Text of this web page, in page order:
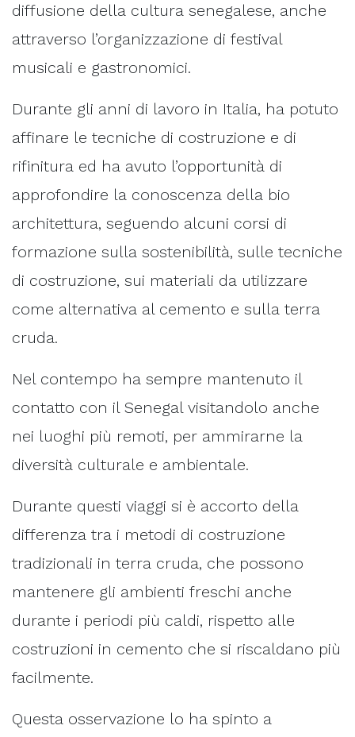
diffusione della cultura senegalese, anche
attraverso l’organizzazione di festival
musicali e gastronomici.
Durante gli anni di lavoro in Italia, ha potuto
affinare le tecniche di costruzione e di
rifinitura ed ha avuto l’opportunità di
approfondire la conoscenza della bio
architettura, seguendo alcuni corsi di
formazione sulla sostenibilità, sulle tecniche
di costruzione, sui materiali da utilizzare
come alternativa al cemento e sulla terra
cruda.
Nel contempo ha sempre mantenuto il
contatto con il Senegal visitandolo anche
nei luoghi più remoti, per ammirarne la
diversità culturale e ambientale.
Durante questi viaggi si è accorto della
differenza tra i metodi di costruzione
tradizionali in terra cruda, che possono
mantenere gli ambienti freschi anche
durante i periodi più caldi, rispetto alle
costruzioni in cemento che si riscaldano più
facilmente.
Questa osservazione lo ha spinto a